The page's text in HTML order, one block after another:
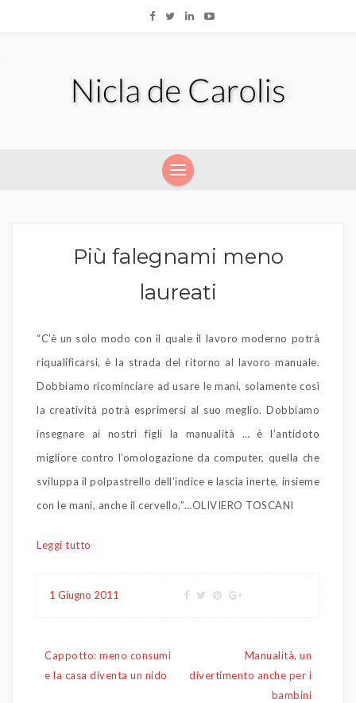
Più falegnami meno
laureati
“C’è un solo modo con il quale il lavoro moderno potrà
riqualificarsi, è la strada del ritorno al lavoro manuale.
Dobbiamo ricominciare ad usare le mani, solamente così
la creatività potrà esprimersi al suo meglio. Dobbiamo
insegnare ai nostri figli la manualità … è l’antidoto
migliore contro l’omologazione da computer, quella che
sviluppa il polpastrello dell’indice e lascia inerte, insieme
con le mani, anche il cervello.”…OLIVIERO TOSCANI
Leggi tutto
1 Giugno 2011
Navigazione
articoli
Cappotto: meno consumi
e la casa diventa un nido
Manualità, un
divertimento anche per i
bambini